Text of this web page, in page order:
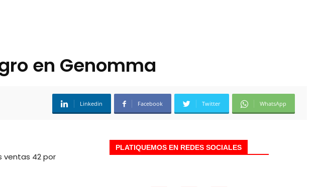
en Genomma
Linkedin Facebook Twitter WhatsApp
ventas 42 por
PLATIQUEMOS EN REDES SOCIALES